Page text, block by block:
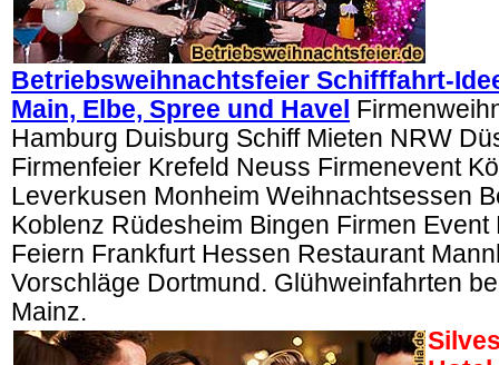
Betriebsweihnachtsfeier Schifffahrt-
Main, Elbe, Spree und Havel
Hamburg Duisburg Schiff Mieten NRW
Firmenfeier Krefeld Neuss Firmenevent
Leverkusen Monheim Weihnachtsessen
Koblenz Rüdesheim Bingen Firmen
Feiern Frankfurt Hessen Restaurant
Vorschläge Dortmund. Glühweinfahrten
Mainz.